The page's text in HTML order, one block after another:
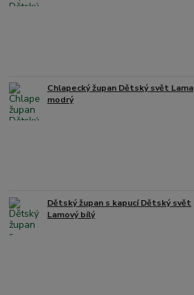
Chlapecký župan Dětský svět Lama
modrý
Dětský župan s kapucí Dětský svět
Lamový bílý